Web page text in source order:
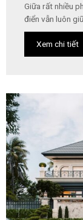
Giữa rất nhiều
điển vẫn luôn
Xem chi tiết